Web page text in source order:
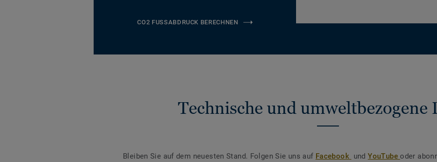
CO2 FUSSABDRUCK BERECHNEN
Technische und umweltbezogene
Bleiben Sie auf dem neuesten Stand. Folgen Sie uns auf Facebook undYouTubeoder